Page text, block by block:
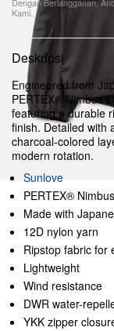
Kami.
Deskripsi
Engineered from
PERTEX® Nimbus
featuring a durable
finish. Detailed with
charcoal-colored
modern rotation.
Sunlove
PERTEX®
Made with
12D nylon yarn
Ripstop fabric for
Lightweight
Wind resistance
DWR water-
YKK zipper